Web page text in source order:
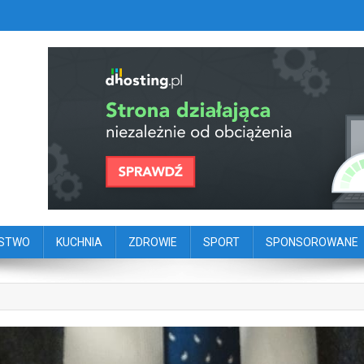
portal dziennikarstwa
KUCHNIA ZDROWIE SPORT SPONSOROWANE